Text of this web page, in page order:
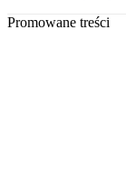
Promowane treści